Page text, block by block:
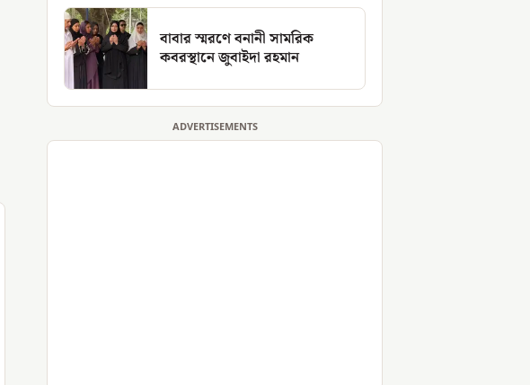
বাবার স্মরণে বনানী সামরিক
কবরস্থানে জুবাইদা রহমান
ADVERTISEMENTS